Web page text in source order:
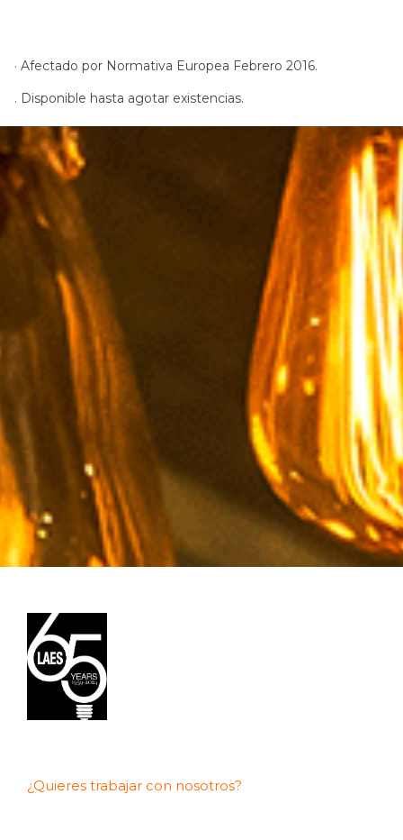
· Afectado por Normativa Europea Febrero 2016.
. Disponible hasta agotar existencias.
¿Quieres trabajar con nosotros?